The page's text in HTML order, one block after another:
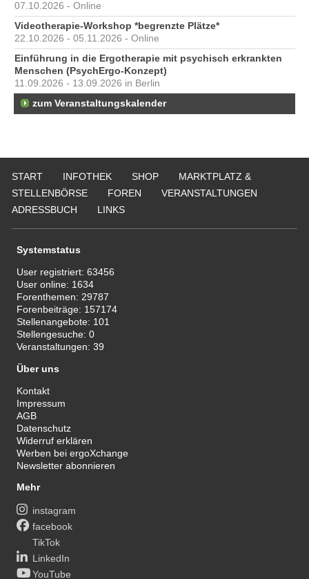
07.10.2026 - Online
Videotherapie-Workshop *begrenzte Plätze*
22.10.2026 - 05.11.2026 - Online
Einführung in die Ergotherapie mit psychisch erkrankten
Menschen (PsychErgo-Konzept)
11.09.2026 - 13.09.2026 in Berlin
zum Veranstaltungskalender
START INFOTHEK SHOP
MARKTPLATZ &
STELLENBÖRSE
FOREN
VERANSTALTUNGEN
ADRESSBUCH
LINKS
Systemstatus
User registriert:63456
User online: 1634
Forenthemen: 29787
Forenbeiträge: 157174
Stellenangebote: 101
Stellengesuche:0
Veranstaltungen:39
Über uns
Kontakt
Impressum
AGB
Datenschutz
Widerruf erklären
Werben bei ergoXchange
Newsletter abonnieren
Mehr
instagram
facebook
TikTok
LinkedIn
YouTube